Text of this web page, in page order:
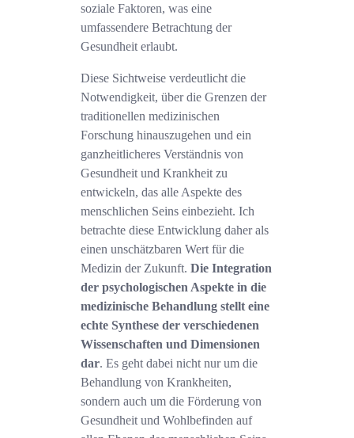
soziale Faktoren, was eine
umfassendere Betrachtung der
Gesundheit erlaubt.
Diese Sichtweise verdeutlicht die
Notwendigkeit, über die Grenzen der
traditionellen medizinischen
Forschung hinauszugehen und ein
ganzheitlicheres Verständnis von
Gesundheit und Krankheit zu
entwickeln, das alle Aspekte des
menschlichen Seins einbezieht. Ich
betrachte diese Entwicklung daher als
einen unschätzbaren Wert für die
Medizin der Zukunft. Die Integration
der psychologischen Aspekte in die
medizinische Behandlung stellt eine
echte Synthese der verschiedenen
Wissenschaften und Dimensionen
dar. Es geht dabei nicht nur um die
Behandlung von Krankheiten,
sondern auch um die Förderung von
Gesundheit und Wohlbefinden auf